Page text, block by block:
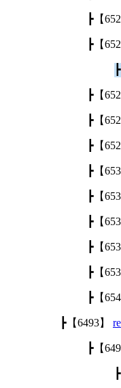
┣【
┣【
┣【
┣【
┣【
┣【
┣【
┣【
┣【
┣【
┣【
┣【6493】
┣【